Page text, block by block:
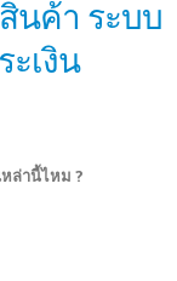
นค้า ระบบ
เงิน
ล่านี้ไหม ?